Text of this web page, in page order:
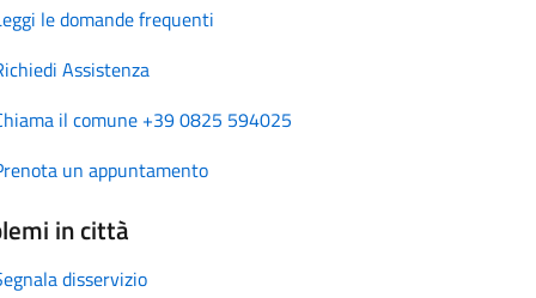
le domande frequenti
Assistenza
il comune +39 0825 594025
un appuntamento
in città
disservizio